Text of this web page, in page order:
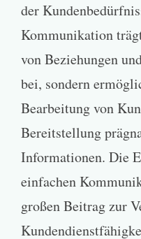
der
Kommunikation
von Beziehungen
bei, sondern
Bearbeitung von
Bereitstellung
Informationen. Die
einfachen
großen Beitrag zur